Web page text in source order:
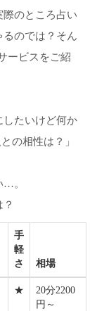
際のところ占い
のでは？そん
ービスをご紹
したいけど何か
の相性は？」
…。
手
軽
さ
相場
★
20分2200
円～